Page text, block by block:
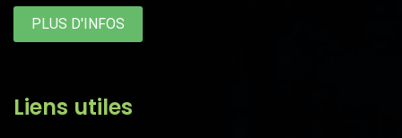
PLUS D'INFOS
Liens utiles